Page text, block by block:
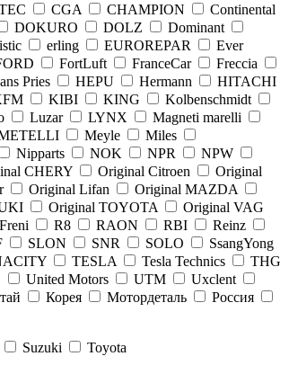
CGA CHAMPION
Continental
DOKURO DOLZ
Dominant
erling EUROREPAR
Ever
FortLuft FranceCar
Freccia
Pries HEPU Hermann
HITACHI
KIBI KING
Kolbenschmidt
Luzar LYNX
Magneti marelli
Meyle
Miles
Nipparts NOK NPR
NPW
CHERY Original Citroen
Original
Original Lifan
Original MAZDA
Original TOYOTA
Original VAG
R8 RAON RBI
Reinz
SLON SNR SOLO
SsangYong
TESLA Tesla Technics
THG
United Motors UTM
Uxclent
Корея Мотордеталь
Россия
Suzuki
Toyota